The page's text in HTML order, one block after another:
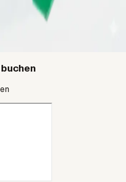
nahe Komponenten
Produkte mit